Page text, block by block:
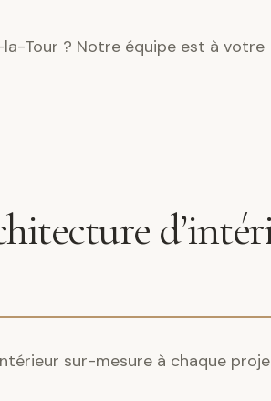
Tour ? Notre équipe est à votre
sur-mesure à chaque